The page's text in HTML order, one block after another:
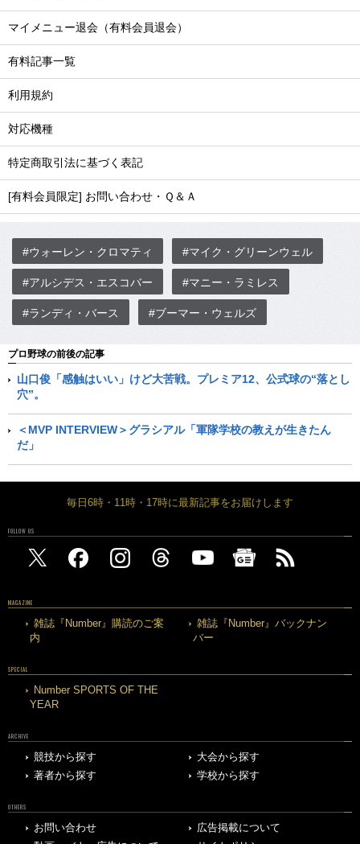
マイメニュー退会（有料会員退会）
有料記事一覧
利用規約
対応機種
特定商取引法に基づく表記
[有料会員限定] お問い合わせ・Ｑ＆Ａ
#ウォーレン・クロマティ #マイク・グリーンウェル
#アルシデス・エスコバー #マニー・ラミレス
#ランディ・バース #ブーマー・ウェルズ
プロ野球の前後の記事
山口俊「感触はいい」けど大苦戦。プレミア12、公式球の“落とし
穴”。
＜MVP INTERVIEW＞グラシアル「軍隊学校の教えが生きたん
だ」
毎日6時・11時・17時に最新記事をお届けします
FOLLOW US
MAGAZINE
雑誌『Number』購読のご案
内
雑誌『Number』バックナン
バー
SPECIAL
Number SPORTS OF THE
YEAR
ARCHIVE
競技から探す
大会から探す
著者から探す
学校から探す
OTHERS
お問い合わせ
広告掲載について